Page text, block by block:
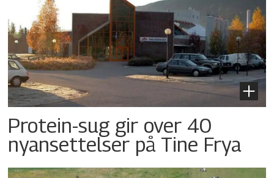
Protein-sug gir over 40
nyansettelser på Tine Frya